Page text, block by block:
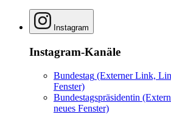
Instagram
Instagram-Kanäle
Bundestag (Externer Link,
Fenster)
Bundestagspräsidentin
neues Fenster)